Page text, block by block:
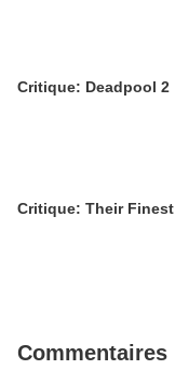
Critique: Deadpool 2
Critique: Their Finest
Commentaires